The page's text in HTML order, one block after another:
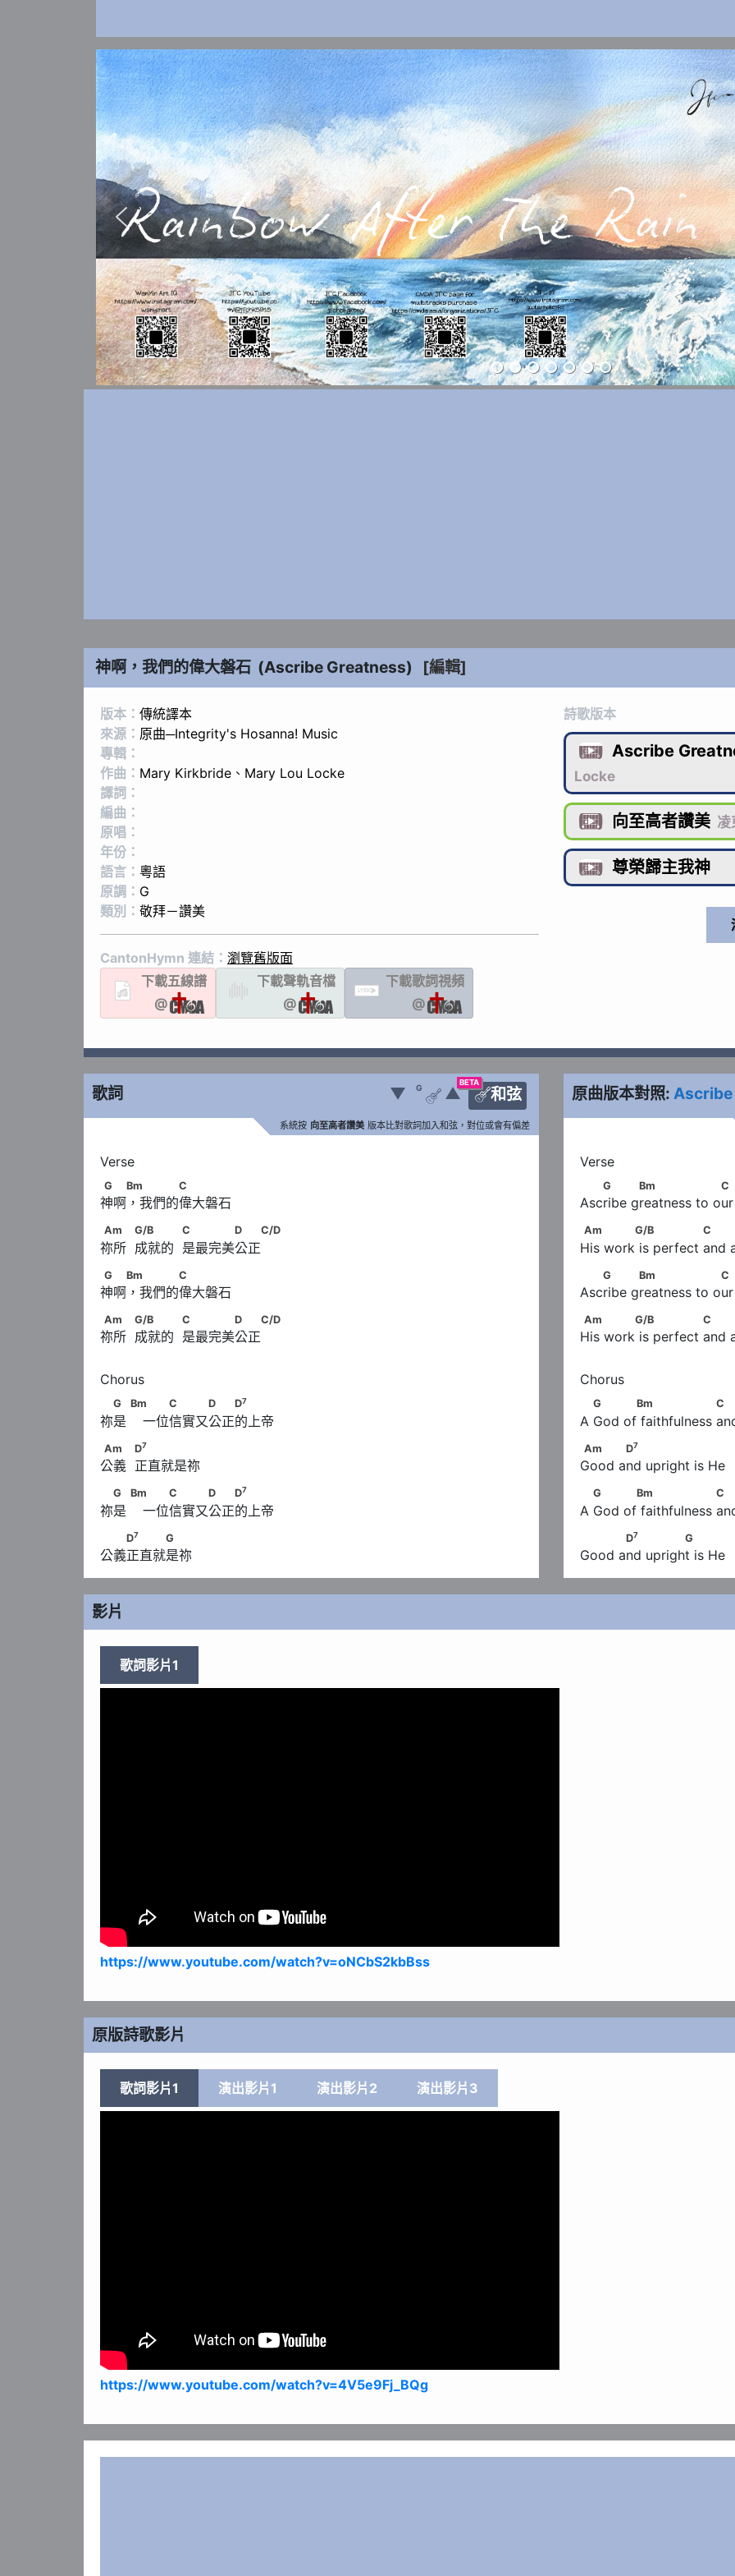
神啊，我們的偉大磐石 (Ascribe Greatness) [編輯]
版本： 傳統譯本
來源： 原曲─Integrity's Hosanna! Music
專輯：
作曲： Mary Kirkbride 、 Mary Lou Locke
譯詞：
編曲：
原唱：
年份：
語言： 粵語
原調： G
類別： 敬拜－讚美
CantonHymn 連結： 瀏覽舊版面
下載五線譜
@
下載聲軌音檔
@
LYRIC
下載歌詞視頻
@
詩歌版本
 Ascribe
Locke
 向至高者讚美 凌
 尊榮歸主我神
歌詞
BETA
和弦
▼ G
 ▲ 原曲版本對照:
系統按 向至高者讚美 版本比對歌詞加入和弦，對位或會有偏差
G　　Bm 　　　C
G Bm C
神啊，我們的偉大磐石
Am　　            G/B　　　            C　　　　D　　C/D
Am G/B C D C/D
祢所  成就的  是最完美公正
G　　Bm 　　　C
G Bm C
神啊，我們的偉大磐石
Am　　            G/B　　　            C　　　　D　　C/D
Am G/B C D C/D
祢所  成就的  是最完美公正
G　      Bm        　　C　　　D　　D
G Bm C D D7
祢是    一位信實又公正的上帝
Am　　            D
Am D7
公義  正直就是祢
G　      Bm        　　C　　　D　　D
G Bm C D D7
祢是    一位信實又公正的上帝
D7 G
D7 G
公義正直就是祢
G           Bm
G Bm C
Ascribe greatness to
Am             G/B
Am G/B C
His work is perfect and
G           Bm
G Bm C
Ascribe greatness to
Am             G/B
Am G/B C
His work is perfect and
G           Bm
G Bm C
A God of faithfulness
Am           D
Am D7
Good and upright is He
G           Bm
G Bm C
A God of faithfulness
D7 G
D7 G
Good and upright is He
影片
歌詞影片1
https://www.youtube.com/watch?v=oNCbS2kbBss
原版詩歌影片
歌詞影片1 演出影片1 演出影片2 演出影片3
https://www.youtube.com/watch?v=4V5e9Fj_BQg